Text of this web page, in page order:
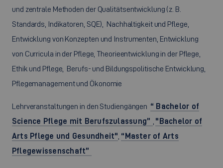
und zentrale Methoden der Qualitätsentwicklung (z. B.
Standards, Indikatoren, SQE), Nachhaltigkeit und Pflege,
Entwicklung von Konzepten und Instrumenten, Entwicklung
von Curricula in der Pflege, Theorieentwicklung in der Pflege,
Ethik und Pflege, Berufs- und Bildungspolitische Entwicklung,
Pflegemanagement und Ökonomie
Lehrveranstaltungen in den Studiengängen “ Bachelor of
Science Pflege mit Berufszulassung”
"Bachelor of
Arts Pflege und Gesundheit" “Master of Arts
Pflegewissenschaft”